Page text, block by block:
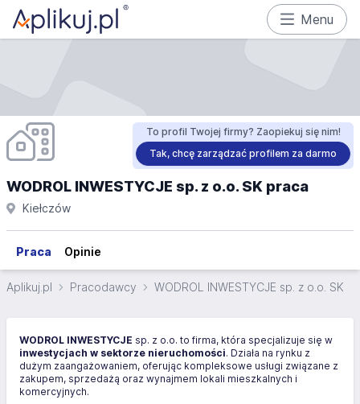
Menu
To profil Twojej firmy? Zaopiekuj się nim!
Tak, chcę zarządzać profilem za darmo
WODROL INWESTYCJE sp. z o.o. SK praca
Kiełczów
Praca Opinie
Aplikuj.pl Pracodawcy WODROL INWESTYCJE sp. z o.o. SK
WODROL INWESTYCJE sp. z o.o. to firma, która specjalizuje się w
inwestycjach w sektorze nieruchomości. Działa na rynku z
dużym zaangażowaniem, oferując kompleksowe usługi związane z
zakupem, sprzedażą oraz wynajmem lokali mieszkalnych i
komercyjnych.